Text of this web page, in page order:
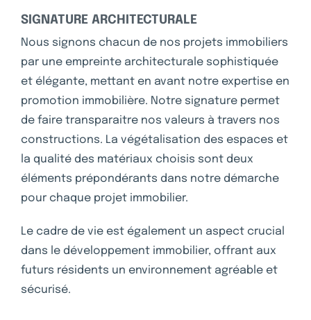
SIGNATURE ARCHITECTURALE
Nous signons chacun de nos projets immobiliers
par une empreinte architecturale sophistiquée
et élégante, mettant en avant notre expertise en
promotion immobilière. Notre signature permet
de faire transparaitre nos valeurs à travers nos
constructions. La végétalisation des espaces et
la qualité des matériaux choisis sont deux
éléments prépondérants dans notre démarche
pour chaque projet immobilier.
Le cadre de vie est également un aspect crucial
dans le développement immobilier, offrant aux
futurs résidents un environnement agréable et
sécurisé.